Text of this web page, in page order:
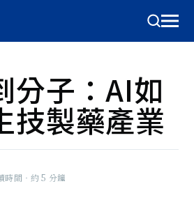
分子：AI如
技製藥產業
時間‧約 5 分鐘